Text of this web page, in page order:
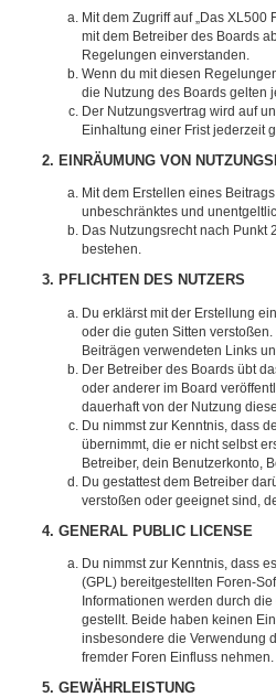
Mit dem Zugriff auf „Das
mit dem Betreiber des Boards
Regelungen einverstanden.
Wenn du mit diesen
die Nutzung des Boards gelten
Der Nutzungsvertrag wird auf
Einhaltung einer Frist jederzeit
2. EINRÄUMUNG VON
Mit dem Erstellen eines
unbeschränktes und
Das Nutzungsrecht nach Punkt
bestehen.
3. PFLICHTEN DES NUTZERS
Du erklärst mit der Erstellung
oder die guten Sitten
Beiträgen verwendeten Links
Der Betreiber des Boards übt
oder anderer im Board
dauerhaft von der Nutzung
Du nimmst zur Kenntnis, dass
übernimmt, die er nicht selbst
Betreiber, dein Benutzerkonto,
Du gestattest dem Betreiber
verstoßen oder geeignet sind,
4. GENERAL PUBLIC LICENSE
Du nimmst zur Kenntnis, dass
(GPL) bereitgestellten Foren-
Informationen werden durch
gestellt. Beide haben keinen
insbesondere die Verwendung
fremder Foren Einfluss nehmen.
5. GEWÄHRLEISTUNG